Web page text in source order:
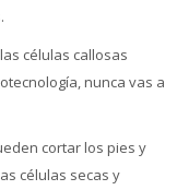
células callosas
nunca vas a
cortar los pies y
células secas y